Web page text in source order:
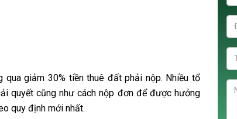
giảm 30% tiền thuê đất phải nộp. Nhiều tổ
quyết cũng như cách nộp đơn để được hưởng
quy định mới nhất.